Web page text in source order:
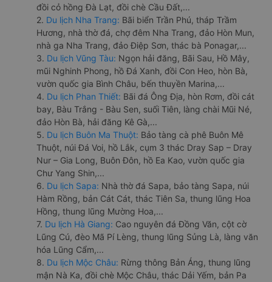
đồi cỏ hồng Đà Lạt, đồi chè Cầu Đất,...
2. Du lịch Nha Trang: Bãi biển Trần Phú, tháp Trầm
Hương, nhà thờ đá, chợ đêm Nha Trang, đảo Hòn Mun,
nhà ga Nha Trang, đảo Điệp Sơn, thác bà Ponagar,...
3. Du lịch Vũng Tàu: Ngọn hải đăng, Bãi Sau, Hồ Mây,
mũi Nghinh Phong, hồ Đá Xanh, đồi Con Heo, hòn Bà,
vườn quốc gia Bình Châu, bến thuyền Marina,...
4. Du lịch Phan Thiết: Bãi đá Ông Địa, hòn Rơm, đồi cát
bay, Bàu Trắng - Bàu Sen, suối Tiên, làng chài Mũi Né,
đảo Hòn Bà, hải đăng Kê Gà,...
5. Du lịch Buôn Ma Thuột: Bảo tàng cà phê Buôn Mê
Thuột, núi Đá Voi, hồ Lắk, cụm 3 thác Dray Sap – Dray
Nur – Gia Long, Buôn Đôn, hồ Ea Kao, vườn quốc gia
Chư Yang Shin,...
6. Du lịch Sapa: Nhà thờ đá Sapa, bảo tàng Sapa, núi
Hàm Rồng, bản Cát Cát, thác Tiên Sa, thung lũng Hoa
Hồng, thung lũng Mường Hoa,...
7. Du lịch Hà Giang: Cao nguyên đá Đồng Văn, cột cờ
Lũng Cú, đèo Mã Pí Lèng, thung lũng Sủng Là, làng văn
hóa Lũng Cẩm,...
8. Du lịch Mộc Châu: Rừng thông Bản Áng, thung lũng
mận Nà Ka, đồi chè Mộc Châu, thác Dải Yếm, bản Pa